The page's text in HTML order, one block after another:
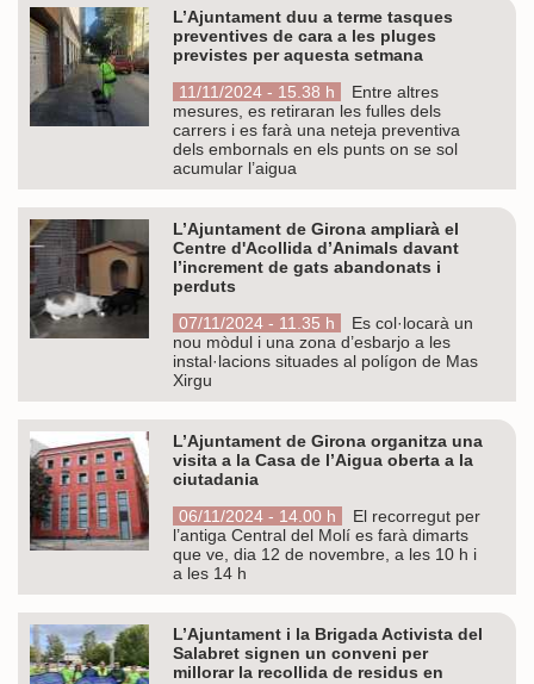
L’Ajuntament duu a terme tasques
preventives de cara a les pluges
previstes per aquesta setmana
11/11/2024 - 15.38 h
Entre altres
mesures, es retiraran les fulles dels
carrers i es farà una neteja preventiva
dels embornals en els punts on se sol
acumular l’aigua
L’Ajuntament de Girona ampliarà el
Centre d'Acollida d’Animals davant
l’increment de gats abandonats i
perduts
07/11/2024 - 11.35 h
Es col·locarà un
nou mòdul i una zona d’esbarjo a les
instal·lacions situades al polígon de Mas
Xirgu
L’Ajuntament de Girona organitza una
visita a la Casa de l’Aigua oberta a la
ciutadania
06/11/2024 - 14.00 h
El recorregut per
l’antiga Central del Molí es farà dimarts
que ve, dia 12 de novembre, a les 10 h i
a les 14 h
L’Ajuntament i la Brigada Activista del
Salabret signen un conveni per
millorar la recollida de residus en